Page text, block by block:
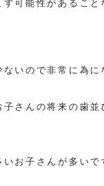
可能性があるこ
いので非常に為に
さんの将来の歯
お子さんが多いで